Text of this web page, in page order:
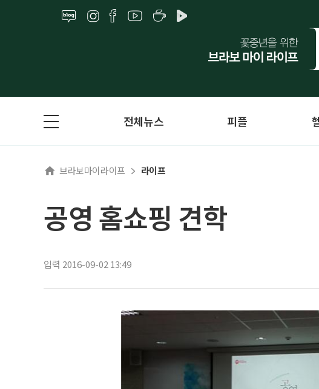
전체뉴스 피플
브라보마이라이프 라이프
공영 홈쇼핑 견학
입력 2016-09-02 13:49